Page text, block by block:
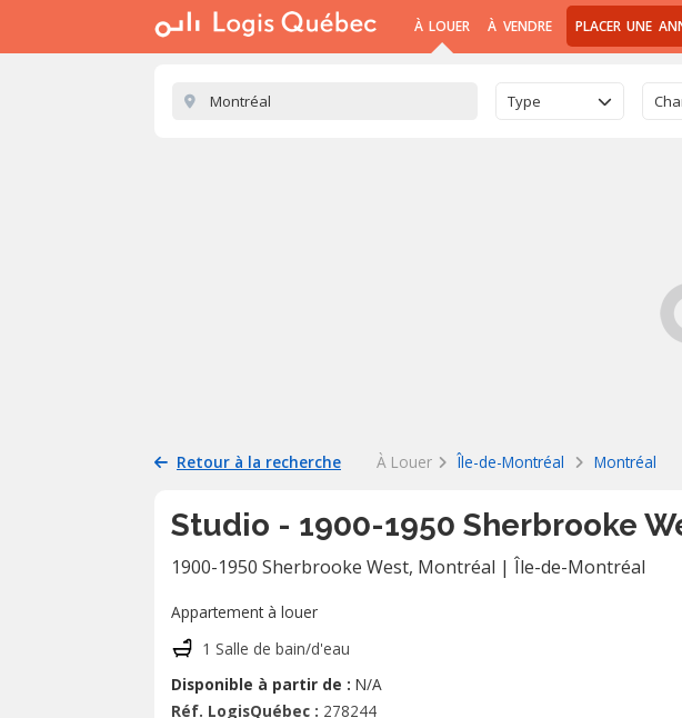
À LOUER À VENDRE PLACER UNE
Type
Retour à la recherche À Louer Île-de-Montréal Montréal
Studio - 1900-1950 Sherbrooke
1900-1950 Sherbrooke West, Montréal | Île-de-Montréal
Appartement à louer
1 Salle de bain/d'eau
Disponible à partir de : N/A
Réf. LogisQuébec : 278244